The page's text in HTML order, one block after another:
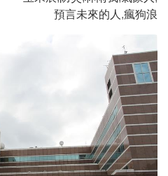
預言未來的人 ,瘋狗浪